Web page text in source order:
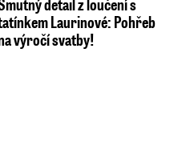
detail z loučení s
Laurinové: Pohřeb
výročí svatby!